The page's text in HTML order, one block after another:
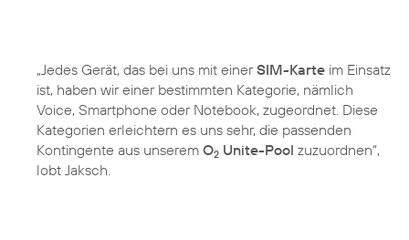
„Jedes Gerät, das bei uns mit einerSIM-Karte im Einsatz
ist, haben wir einer bestimmten Kategorie, nämlich
Voice, Smartphone oder Notebook, zugeordnet. Diese
Kategorien erleichtern es uns sehr, die passenden
Kontingente aus unserem O2 Unite-Pool zuzuordnen“,
lobt Jaksch.